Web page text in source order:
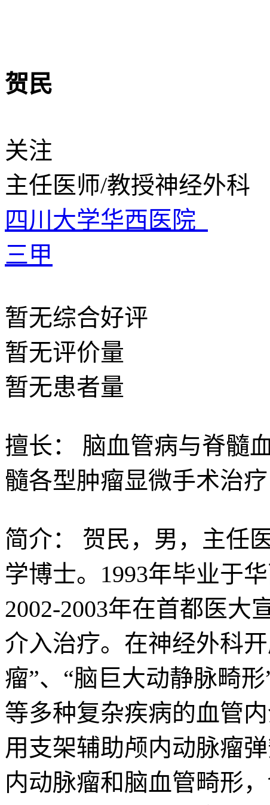
贺民
关注
主任医师/教授神经外科
四川大学华西医院
三甲
暂无综合好评
暂无评价量
暂无患者量
擅长：
脑血管病与脊髓
髓各型肿瘤显微手术治疗
简介：
贺民，男，主任
学博士。1993年毕业于
2002-2003年在首都医大
介入治疗。在神经外科
瘤”、“脑巨大动静脉畸
等多种复杂疾病的血管
用支架辅助颅内动脉瘤
内动脉瘤和脑血管畸形